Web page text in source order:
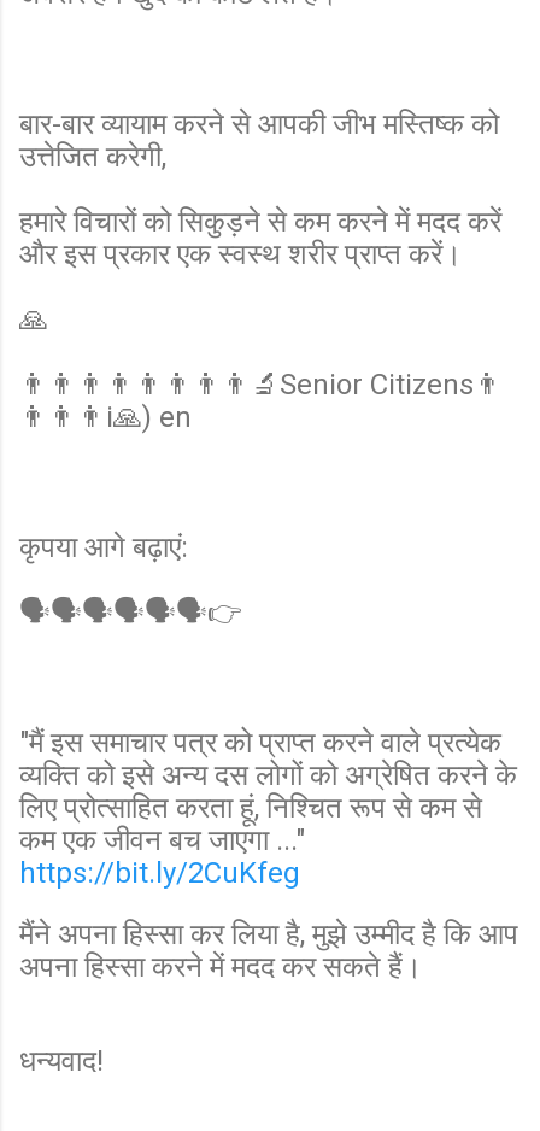
बार-बार व्यायाम करने से आपकी जीभ मस्तिष्क को
उत्तेजित करेगी,
हमारे विचारों को सिकुड़ने से कम करने में मदद करें
और इस प्रकार एक स्वस्थ शरीर प्राप्त करें।
🙏
👨👨👨👨👨👨👨👨🔬Senior Citizens👨
👨👨👨i🙏) en
कृपया आगे बढ़ाएं:
🗣🗣🗣🗣🗣🗣👉
"मैं इस समाचार पत्र को प्राप्त करने वाले प्रत्येक
व्यक्ति को इसे अन्य दस लोगों को अग्रेषित करने के
लिए प्रोत्साहित करता हूं, निश्चित रूप से कम से
कम एक जीवन बच जाएगा ..."
https://bit.ly/2CuKfeg
मैंने अपना हिस्सा कर लिया है, मुझे उम्मीद है कि आप
अपना हिस्सा करने में मदद कर सकते हैं।
धन्यवाद!